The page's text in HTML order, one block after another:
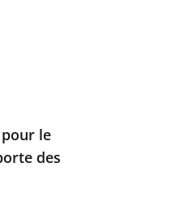
le
des